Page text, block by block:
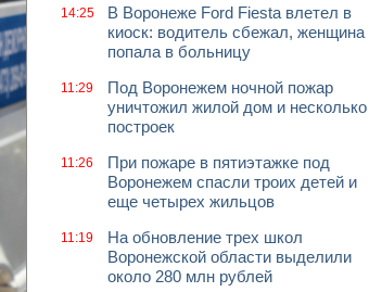
14:25
В Воронеже Ford Fiesta влетел в
киоск: водитель сбежал, женщина
попала в больницу
11:29
Под Воронежем ночной пожар
уничтожил жилой дом и несколько
построек
11:26
При пожаре в пятиэтажке под
Воронежем спасли троих детей и
еще четырех жильцов
11:19
На обновление трех школ
Воронежской области выделили
около 280 млн рублей